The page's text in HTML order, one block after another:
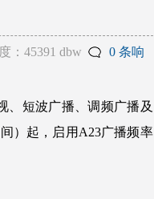
：45391 dbw
0 条响
、短波广播、调频广播及
）起，启用A23广播频率